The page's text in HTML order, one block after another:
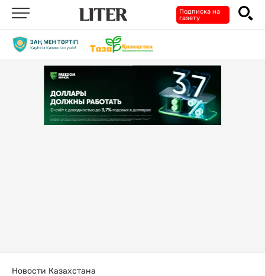
Подписка на
газету
Новости Казахстана